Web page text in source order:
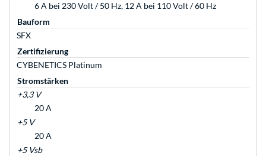
6 A bei 230 Volt / 50 Hz, 12 A bei 110 Volt / 60 Hz
Bauform
SFX
Zertifizierung
CYBENETICS Platinum
Stromstärken
+3,3 V
20 A
+5 V
20 A
+5 Vsb